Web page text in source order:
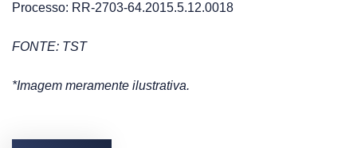
Processo: RR-2703-64.2015.5.12.0018
FONTE: TST
*Imagem meramente ilustrativa.